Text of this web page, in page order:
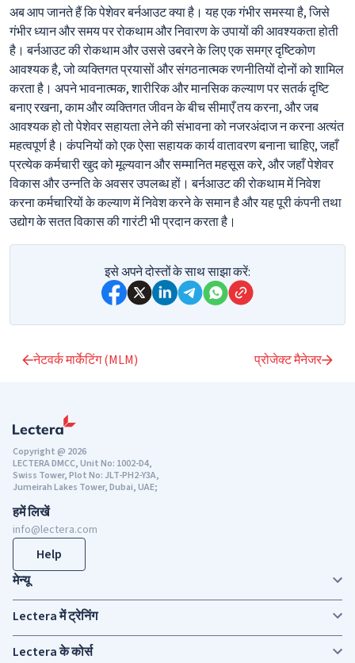
अब आप जानते हैं कि पेशेवर बर्नआउट क्या है। यह एक गंभीर समस्या है, जिसे
गंभीर ध्यान और समय पर रोकथाम और निवारण के उपायों की आवश्यकता होती
है। बर्नआउट की रोकथाम और उससे उबरने के लिए एक समग्र दृष्टिकोण
आवश्यक है, जो व्यक्तिगत प्रयासों और संगठनात्मक रणनीतियों दोनों को शामिल
करता है। अपने भावनात्मक, शारीरिक और मानसिक कल्याण पर सतर्क दृष्टि
बनाए रखना, काम और व्यक्तिगत जीवन के बीच सीमाएँ तय करना, और जब
आवश्यक हो तो पेशेवर सहायता लेने की संभावना को नजरअंदाज न करना अत्यंत
महत्वपूर्ण है। कंपनियों को एक ऐसा सहायक कार्य वातावरण बनाना चाहिए, जहाँ
प्रत्येक कर्मचारी खुद को मूल्यवान और सम्मानित महसूस करे, और जहाँ पेशेवर
विकास और उन्नति के अवसर उपलब्ध हों। बर्नआउट की रोकथाम में निवेश
करना कर्मचारियों के कल्याण में निवेश करने के समान है और यह पूरी कंपनी तथा
उद्योग के सतत विकास की गारंटी भी प्रदान करता है।
इसे अपने दोस्तों के साथ साझा करें:
नेटवर्क मार्केटिंग (MLM) प्रोजेक्ट मैनेजर
Copyright @ 2026
LECTERA DMCC, Unit No: 1002-D4,
Swiss Tower, Plot No: JLT-PH2-Y3A,
Jumeirah Lakes Tower, Dubai, UAE;
हमें लिखें
info@lectera.com
Help
मेन्यू
Lectera में ट्रेनिंग
Lectera के कोर्स